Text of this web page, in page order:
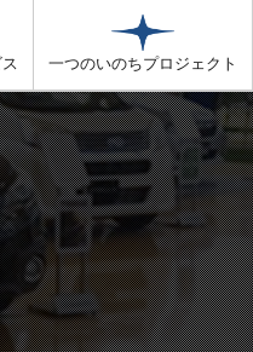
一つのいのちプロジェクト